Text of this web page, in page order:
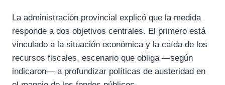
La administración provincial explicó que la medida
responde a dos objetivos centrales. El primero está
vinculado a la situación económica y la caída de los
recursos fiscales, escenario que obliga —según
indicaron— a profundizar políticas de austeridad en